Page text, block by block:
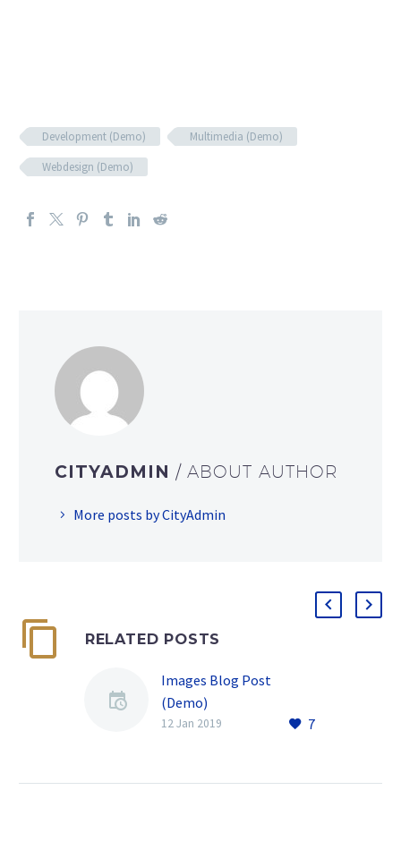
Development (Demo)
Multimedia (Demo)
Webdesign (Demo)
CITYADMIN / ABOUT AUTHOR
More posts by CityAdmin
RELATED POSTS
Images Blog Post
(Demo)
7
12 Jan 2019